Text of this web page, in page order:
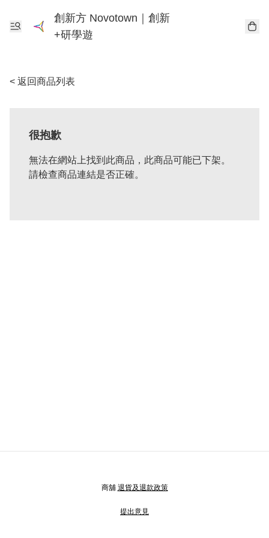
創新方 Novotown｜創新
+研學遊
< 返回商品列表
很抱歉
無法在網站上找到此商品，此商品可能已下架。
請檢查商品連結是否正確。
商舖 退貨及退款政策
提出意見